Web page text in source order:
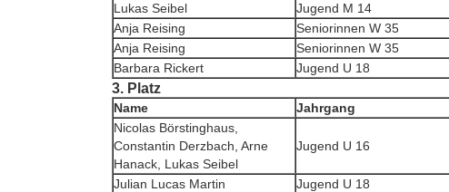
Lukas Seibel
Jugend M 14
Anja Reising
Seniorinnen W 35
Anja Reising
Seniorinnen W 35
Barbara Rickert
Jugend U 18
3. Platz
Name Jahrgang
Nicolas Börstinghaus,
Constantin Derzbach, Arne
Hanack, Lukas Seibel
Jugend U 16
Julian Lucas Martin Jugend U 18